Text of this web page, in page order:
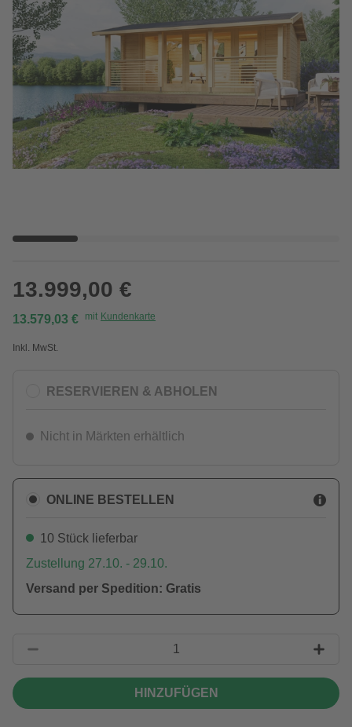
13.999,00 €
13.579,03 € mit Kundenkarte
Inkl. MwSt.
RESERVIEREN & ABHOLEN
Nicht in Märkten erhältlich
ONLINE BESTELLEN
10 Stück lieferbar
Zustellung 27.10. - 29.10.
Versand per Spedition: Gratis
HINZUFÜGEN